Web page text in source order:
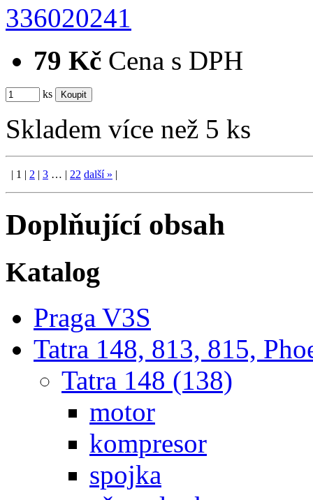
336020241
79 Kč Cena s DPH
ks
Skladem více než 5 ks
| 1 | 2 | 3 … | 22 další» |
Doplňující obsah
Katalog
Praga V3S
Tatra 148, 813, 815,
Tatra 148 (138)
motor
kompresor
spojka